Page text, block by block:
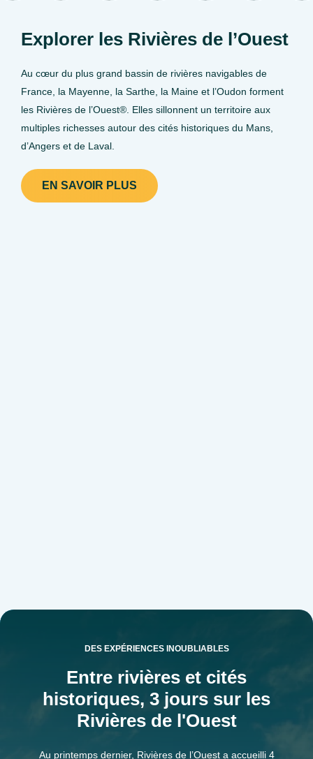
Explorer les Rivières de l’Ouest
Au cœur du plus grand bassin de rivières navigables de
France, la Mayenne, la Sarthe, la Maine et l’Oudon forment
les Rivières de l’Ouest®. Elles sillonnent un territoire aux
multiples richesses autour des cités historiques du Mans,
d’Angers et de Laval.
EN SAVOIR PLUS
DES EXPÉRIENCES INOUBLIABLES
Entre rivières et cités
historiques, 3 jours sur les
Rivières de l'Ouest
Au printemps dernier, Rivières de l’Ouest a accueilli 4